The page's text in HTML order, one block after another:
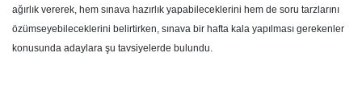
ağırlık vererek, hem sınava hazırlık yapabileceklerini hem de soru tarzlarını
özümseyebileceklerini belirtirken, sınava bir hafta kala yapılması gerekenler
konusunda adaylara şu tavsiyelerde bulundu.